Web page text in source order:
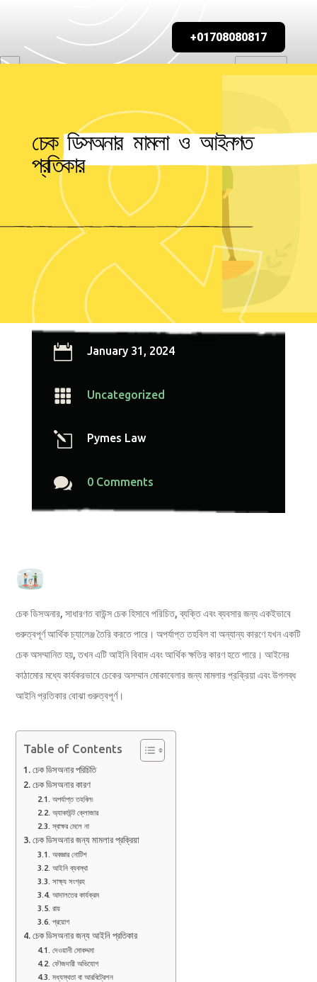
+01708080817
চেক ডিসঅনার মামলা ও আইনগত
প্রতিকার
 January 31, 2024
 Uncategorized
l Pymes Law
 0 Comments
চেক ডিসঅনার, সাধারণত বাউন্স চেক হিসাবে পরিচিত, ব্যক্তি এবং ব্যবসার জন্য একইভাবে
গুরুত্বপূর্ণ আর্থিক চ্যালেঞ্জ তৈরি করতে পারে। অপর্যাপ্ত তহবিল বা অন্যান্য কারণে যখন একটি
চেক অসম্মানিত হয়, তখন এটি আইনি বিবাদ এবং আর্থিক ক্ষতির কারণ হতে পারে। আইনের
কাঠামোর মধ্যে কার্যকরভাবে চেকের অসম্মান মোকাবেলার জন্য মামলার প্রক্রিয়া এবং উপলব্ধ
আইনি প্রতিকার বোঝা গুরুত্বপূর্ণ।
Table of Contents
চেক ডিসঅনার পরিচিতি
চেক ডিসঅনার কারণ
অপর্যাপ্ত তহবিল৷
অ্যাকাউন্ট ক্লোজার
স্বাক্ষর মেলে না
চেক ডিসঅনার জন্য মামলার প্রক্রিয়া
অবজ্ঞার নোটিশ
আইনি ব্যবস্থা
সাক্ষ্য সংগ্রহ
আদালতের কার্যক্রম
রায়
প্রয়োগ
চেক ডিসঅনার জন্য আইনি প্রতিকার
দেওয়ানী মোকদ্দমা
ফৌজদারী অভিযোগ
মধ্যস্থতা বা আরবিট্রেশন